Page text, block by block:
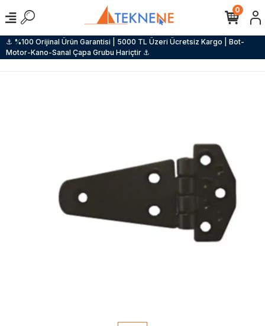
⚓ %100 Orijinal Ürün Garantisi | 5000 TL Üzeri Ücretsiz Kargo | Bot-
Motor-Kano-Sanal Çapa Grubu Hariçtir ⚓
0